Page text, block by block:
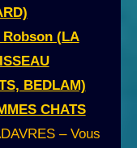
(LA
BEDLAM)
CHATS
– Vous